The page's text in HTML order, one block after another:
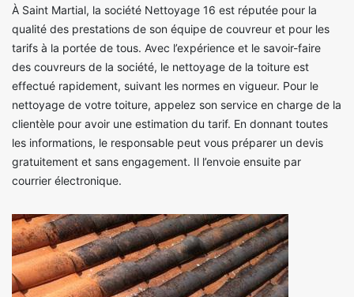
À Saint Martial, la société Nettoyage 16 est réputée pour la
qualité des prestations de son équipe de couvreur et pour les
tarifs à la portée de tous. Avec l’expérience et le savoir-faire
des couvreurs de la société, le nettoyage de la toiture est
effectué rapidement, suivant les normes en vigueur. Pour le
nettoyage de votre toiture, appelez son service en charge de la
clientèle pour avoir une estimation du tarif. En donnant toutes
les informations, le responsable peut vous préparer un devis
gratuitement et sans engagement. Il l’envoie ensuite par
courrier électronique.